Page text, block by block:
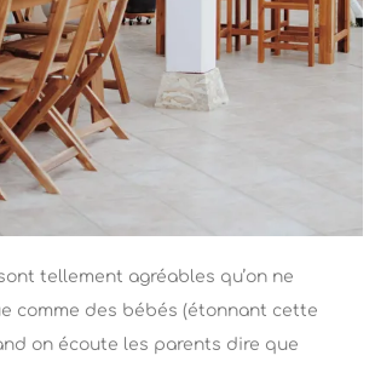
tellement agréables qu’on ne
comme des bébés (étonnant cette
on écoute les parents dire que